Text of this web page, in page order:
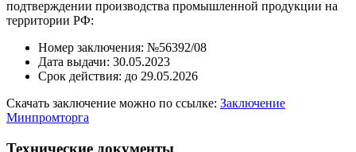
подтверждении производства промышленной продукции на
территории РФ:
Номер заключения: №56392/08
Дата выдачи: 30.05.2023
Срок действия: до 29.05.2026
Скачать заключение можно по ссылке: Заключение
Минпромторга
Технические документы